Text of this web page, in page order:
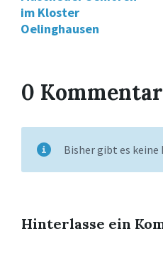
im Kloster
Oelinghausen
0
Bisher gibt es
Hinterlasse ein